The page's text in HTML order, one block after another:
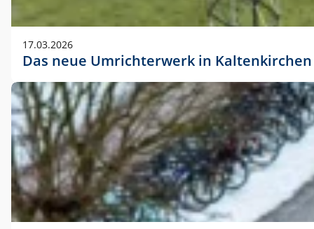
17.03.2026
Das neue Umrichterwerk in Kaltenkirchen